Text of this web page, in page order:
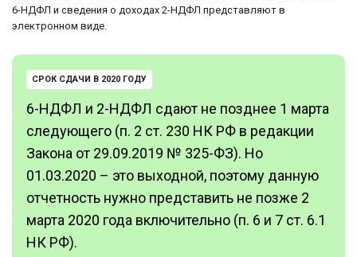
6-НДФЛ и сведения о доходах 2-НДФЛ представляют в
электронном виде.
СРОК СДАЧИ В 2020 ГОДУ
6-НДФЛ и 2-НДФЛ сдают не позднее 1 марта
следующего (п. 2 ст. 230 НК РФ в редакции
Закона от 29.09.2019 № 325-ФЗ). Но
01.03.2020 – это выходной, поэтому данную
отчетность нужно представить не позже 2
марта 2020 года включительно (п. 6 и 7 ст. 6.1
НК РФ).